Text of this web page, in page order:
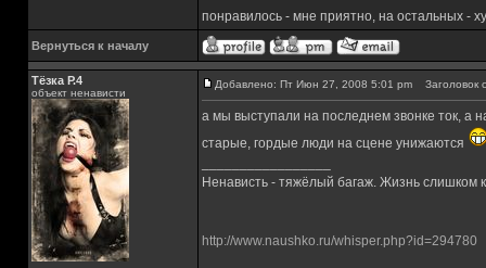
понравилось - мне приятно, на остальных -
Вернуться к началу
Тёзка Р.4
объект ненависти
Добавлено: Пт Июн 27, 2008 5:01 pm Заголовок
а мы выступали на последнем звонке ток, а
старые, гордые люди на сцене унижаются
Ненависть - тяжёлый багаж. Жизнь слишком
http://www.naushko.ru/whisper.php?id=294780